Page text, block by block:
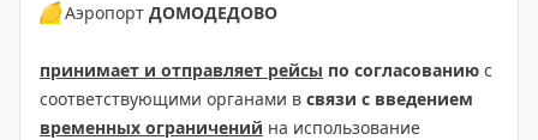
🟡Аэропорт ДОМОДЕДОВО
принимает и отправляет рейсы по согласованию с
соответствующими органами в связи с введением
временных ограничений на использование